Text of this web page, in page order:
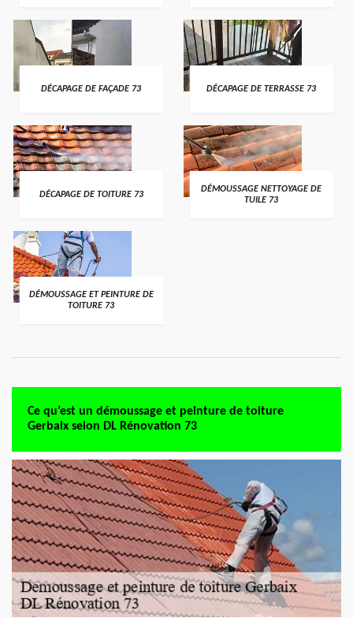
DÉCAPAGE DE FAÇADE 73 DÉCAPAGE DE TERRASSE 73
DÉCAPAGE DE TOITURE 73
DÉMOUSSAGE NETTOYAGE DE
TUILE 73
DÉMOUSSAGE ET PEINTURE DE
TOITURE 73
Ce qu’est un démoussage et peinture de toiture
Gerbaix selon DL Rénovation 73